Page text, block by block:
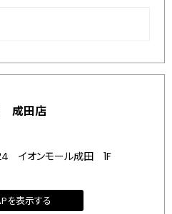
成田店
イオンモール成田 1F
を表示する